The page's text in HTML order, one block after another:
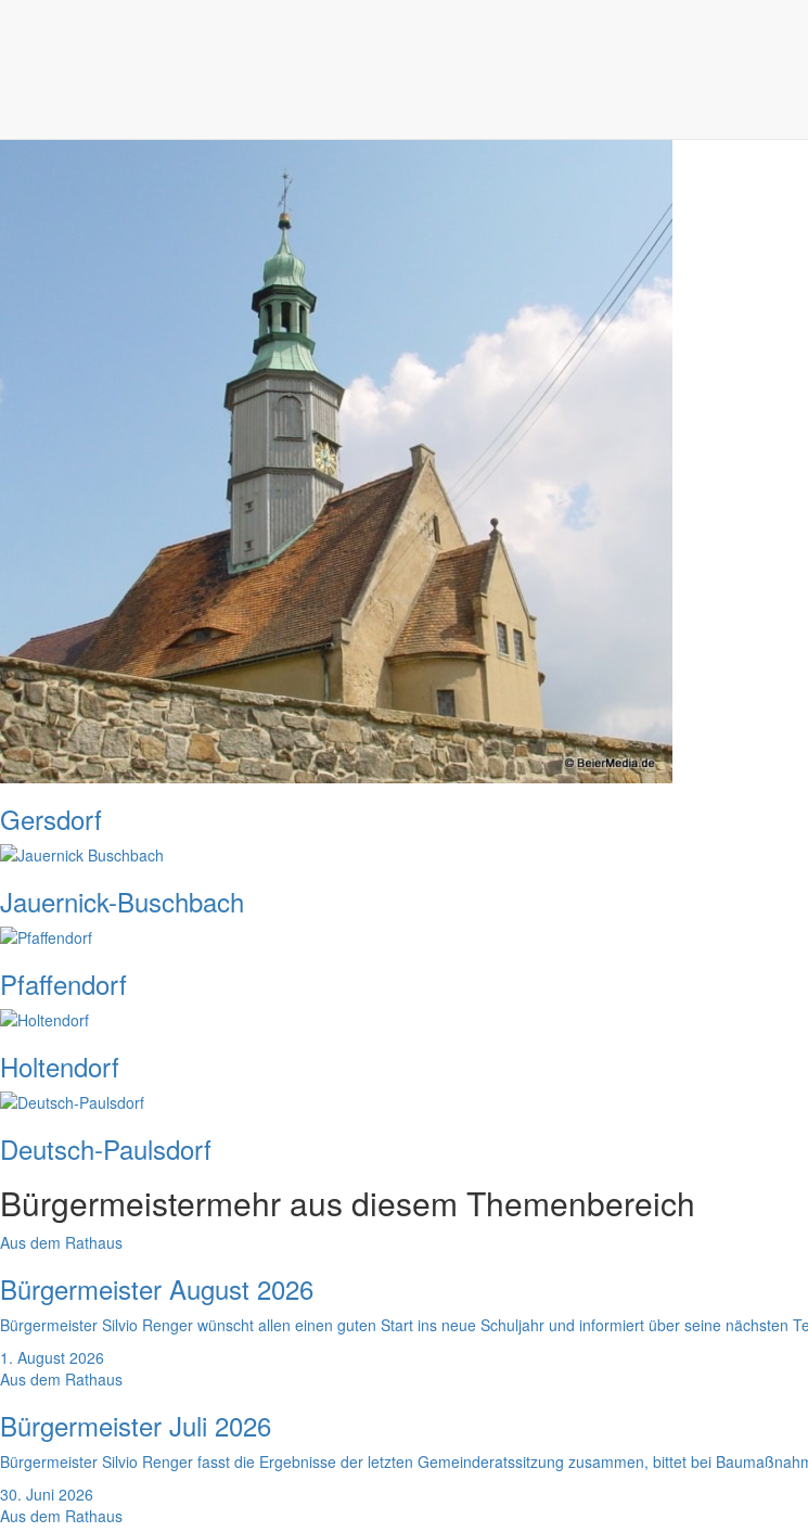
Gersdorf
Jauernick-Buschbach
Pfaffendorf
Holtendorf
Deutsch-Paulsdorf
Bürgermeistermehr aus diesem Themenbereich
Aus dem Rathaus
Bürgermeister August 2026
Bürgermeister Silvio Renger wünscht allen einen guten Start ins neue Schuljahr und informiert über seine nächsten
1. August 2026
Aus dem Rathaus
Bürgermeister Juli 2026
Bürgermeister Silvio Renger fasst die Ergebnisse der letzten Gemeinderatssitzung zusammen, bittet bei
30. Juni 2026
Aus dem Rathaus